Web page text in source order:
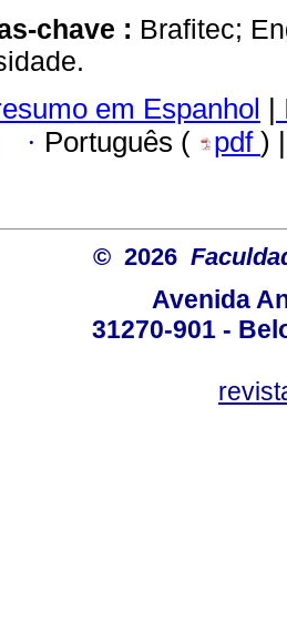
chave : Brafitec;
em Espanhol |
· Português ( pdf )
© 2026
Avenida
31270-901 -